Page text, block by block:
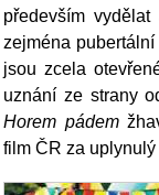
především
zejména
jsou zcela
uznání ze strany
Horem pádem
film ČR za uplynulý